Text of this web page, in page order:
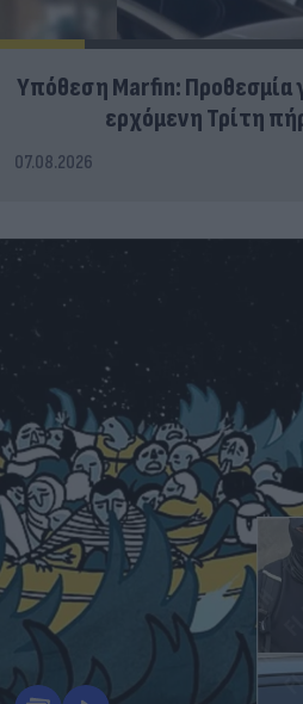
Υπόθεση Marfin: Προθεσμία
ερχόμενη Τρίτη
07.08.2026